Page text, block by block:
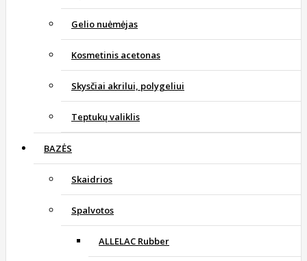
Gelio nuėmėjas
Kosmetinis acetonas
Skysčiai akrilui, polygeliui
Teptukų valiklis
BAZĖS
Skaidrios
Spalvotos
ALLELAC Rubber